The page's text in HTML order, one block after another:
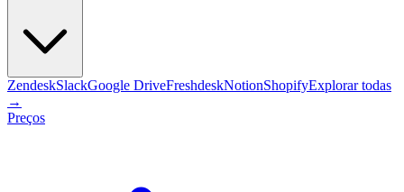
ZendeskSlackGoogle DriveFreshdeskNotionShopifyExplorar todas
→
Preços